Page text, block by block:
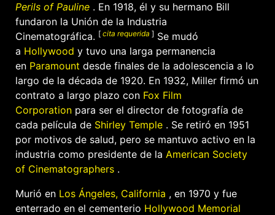
Perils of Pauline . En 1918, él y su hermano Bill
fundaron la Unión de la Industria
Cinematográfica. [ cita requerida ] Se mudó
a Hollywood y tuvo una larga permanencia
en Paramount desde finales de la adolescencia a lo
largo de la década de 1920. En 1932, Miller firmó un
contrato a largo plazo con Fox Film
Corporation para ser el director de fotografía de
cada película de Shirley Temple . Se retiró en 1951
por motivos de salud, pero se mantuvo activo en la
industria como presidente de la American Society
of Cinematographers .
Murió en Los Ángeles, California , en 1970 y fue
enterrado en el cementerio Hollywood Memorial